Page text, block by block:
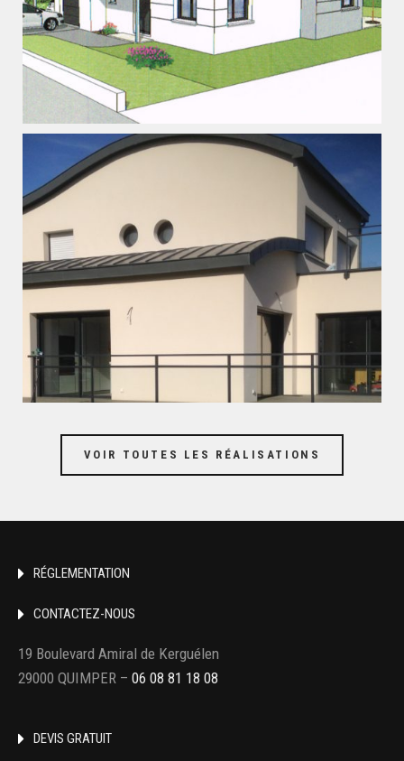
VOIR TOUTES LES RÉALISATIONS
RÉGLEMENTATION
CONTACTEZ-NOUS
19 Boulevard Amiral de Kerguélen
29000 QUIMPER – 06 08 81 18 08
DEVIS GRATUIT